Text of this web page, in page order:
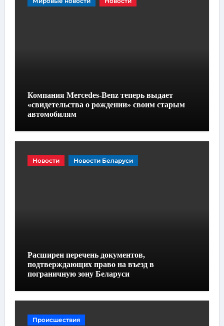
Компания Mercedes-Benz теперь выдает
«свидетельства о рождении» своим старым
автомобилям
Новости Новости Беларуси
Расширен перечень документов,
подтверждающих право на въезд в
пограничную зону Беларуси
Происшествия